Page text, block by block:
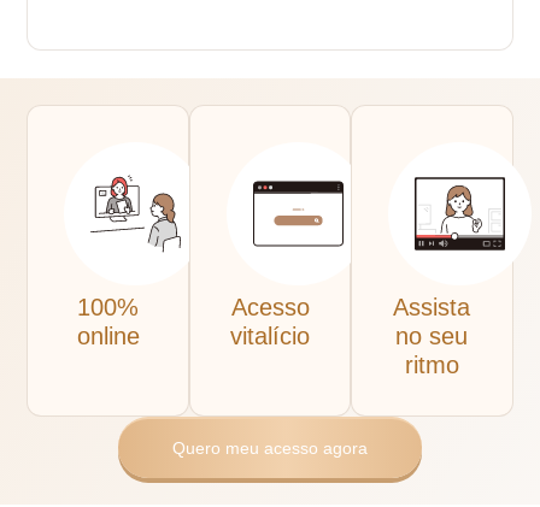
100%
online
Acesso
vitalício
Assista
no seu
ritmo
Quero meu acesso agora